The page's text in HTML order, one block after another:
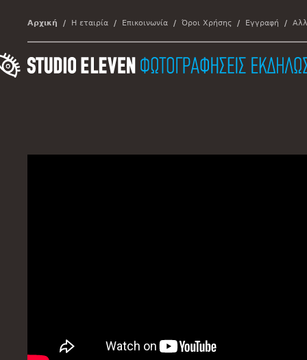
Αρχική Η εταιρία Επικοινωνία Όροι Χρήσης Εγγραφή